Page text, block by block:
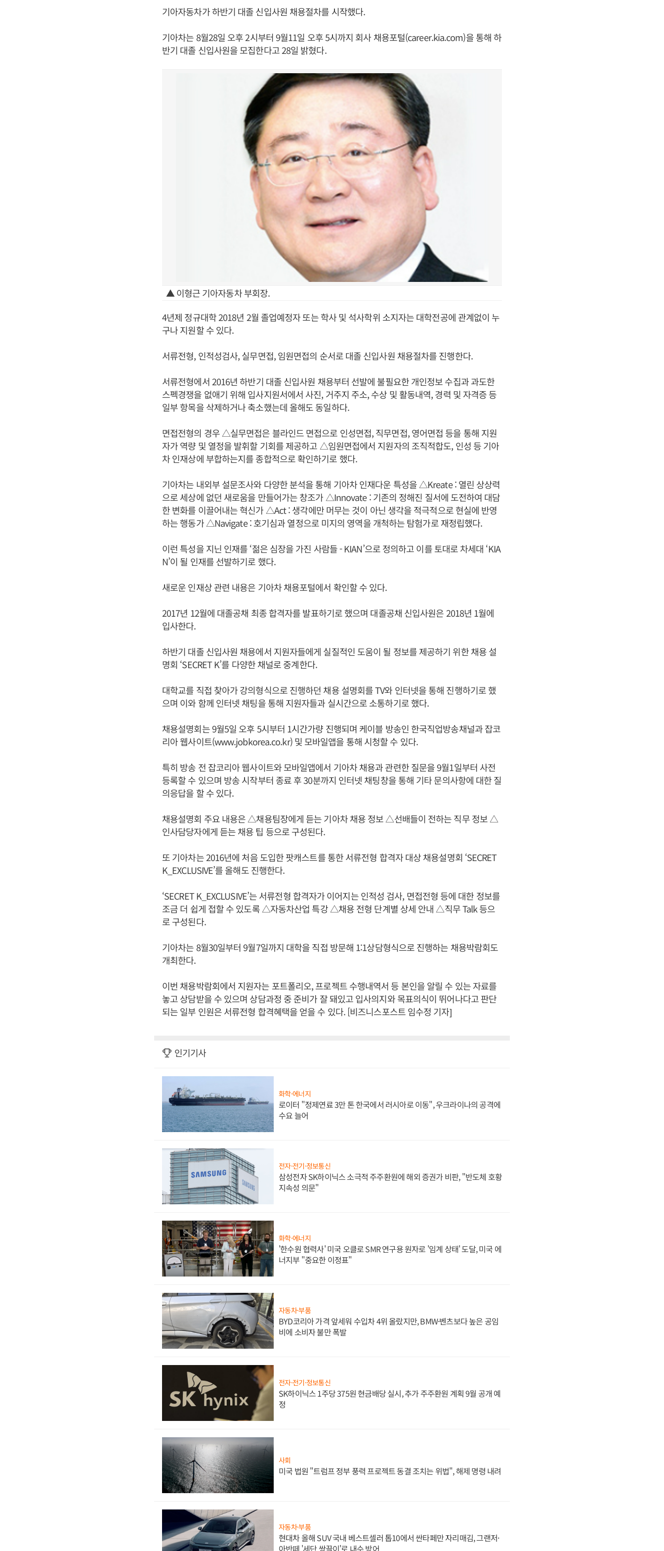
기아자동차가 하반기 대졸 신입사원 채용절차를 시작했다.
기아차는 8월28일 오후 2시부터 9월11일 오후 5시까지 회사 채용포털(career.kia.com)을 통해 하
반기 대졸 신입사원을 모집한다고 28일 밝혔다.
▲ 이형근 기아자동차 부회장.
4년제 정규대학 2018년 2월 졸업예정자 또는 학사 및 석사학위 소지자는 대학전공에 관계없이 누
구나 지원할 수 있다.
서류전형, 인적성검사, 실무면접, 임원면접의 순서로 대졸 신입사원 채용절차를 진행한다.
서류전형에서 2016년 하반기 대졸 신입사원 채용부터 선발에 불필요한 개인정보 수집과 과도한
스펙경쟁을 없애기 위해 입사지원서에서 사진, 거주지 주소, 수상 및 활동내역, 경력 및 자격증 등
일부 항목을 삭제하거나 축소했는데 올해도 동일하다.
면접전형의 경우 △실무면접은 블라인드 면접으로 인성면접, 직무면접, 영어면접 등을 통해 지원
자가 역량 및 열정을 발휘할 기회를 제공하고 △임원면접에서 지원자의 조직적합도, 인성 등 기아
차 인재상에 부합하는지를 종합적으로 확인하기로 했다.
기아차는 내외부 설문조사와 다양한 분석을 통해 기아차 인재다운 특성을 △Kreate : 열린 상상력
으로 세상에 없던 새로움을 만들어가는 창조가 △Innovate : 기존의 정해진 질서에 도전하여 대담
한 변화를 이끌어내는 혁신가 △Act : 생각에만 머무는 것이 아닌 생각을 적극적으로 현실에 반영
하는 행동가 △Navigate : 호기심과 열정으로 미지의 영역을 개척하는 탐험가로 재정립했다.
이런 특성을 지닌 인재를 ‘젊은 심장을 가진 사람들 - KIAN’으로 정의하고 이를 토대로 차세대 ‘KIA
N’이 될 인재를 선발하기로 했다.
새로운 인재상 관련 내용은 기아차 채용포털에서 확인할 수 있다.
2017년 12월에 대졸공채 최종 합격자를 발표하기로 했으며 대졸공채 신입사원은 2018년 1월에
입사한다.
하반기 대졸 신입사원 채용에서 지원자들에게 실질적인 도움이 될 정보를 제공하기 위한 채용 설
명회 ‘SECRET K’를 다양한 채널로 중계한다.
대학교를 직접 찾아가 강의형식으로 진행하던 채용 설명회를 TV와 인터넷을 통해 진행하기로 했
으며 이와 함께 인터넷 채팅을 통해 지원자들과 실시간으로 소통하기로 했다.
채용설명회는 9월5일 오후 5시부터 1시간가량 진행되며 케이블 방송인 한국직업방송채널과 잡코
리아 웹사이트(www.jobkorea.co.kr) 및 모바일앱을 통해 시청할 수 있다.
특히 방송 전 잡코리아 웹사이트와 모바일앱에서 기아차 채용과 관련한 질문을 9월1일부터 사전
등록할 수 있으며 방송 시작부터 종료 후 30분까지 인터넷 채팅창을 통해 기타 문의사항에 대한 질
의응답을 할 수 있다.
채용설명회 주요 내용은 △채용팀장에게 듣는 기아차 채용 정보 △선배들이 전하는 직무 정보 △
인사담당자에게 듣는 채용 팁 등으로 구성된다.
또 기아차는 2016년에 처음 도입한 팟캐스트를 통한 서류전형 합격자 대상 채용설명회 ‘SECRET
K_EXCLUSIVE’를 올해도 진행한다.
‘SECRET K_EXCLUSIVE’는 서류전형 합격자가 이어지는 인적성 검사, 면접전형 등에 대한 정보를
조금 더 쉽게 접할 수 있도록 △자동차산업 특강 △채용 전형 단계별 상세 안내 △직무 Talk 등으
로 구성된다.
기아차는 8월30일부터 9월7일까지 대학을 직접 방문해 1:1상담형식으로 진행하는 채용박람회도
개최한다.
이번 채용박람회에서 지원자는 포트폴리오, 프로젝트 수행내역서 등 본인을 알릴 수 있는 자료를
놓고 상담받을 수 있으며 상담과정 중 준비가 잘 돼있고 입사의지와 목표의식이 뛰어나다고 판단
되는 일부 인원은 서류전형 합격혜택을 얻을 수 있다. [비즈니스포스트 임수정 기자]
인기기사
화학·에너지
로이터 "정제연료 3만 톤 한국에서 러시아로 이동", 우크라이나의 공격에
수요 늘어
전자·전기·정보통신
삼성전자 SK하이닉스 소극적 주주환원에 해외 증권가 비판, "반도체 호황
지속성 의문"
화학·에너지
'한수원 협력사' 미국 오클로 SMR 연구용 원자로 '임계 상태' 도달, 미국 에
너지부 "중요한 이정표"
자동차·부품
BYD코리아 가격 앞세워 수입차 4위 올랐지만, BMW·벤츠보다 높은 공임
비에 소비자 불만 폭발
전자·전기·정보통신
SK하이닉스 1주당 375원 현금배당 실시, 추가 주주환원 계획 9월 공개 예
정
사회
미국 법원 "트럼프 정부 풍력 프로젝트 동결 조치는 위법", 해제 명령 내려
자동차·부품
현대차 올해 SUV 국내 베스트셀러 톱10에서 싼타페만 자리매김, 그랜저·
아반떼 '세단 쌍끌이'로 내수 방어